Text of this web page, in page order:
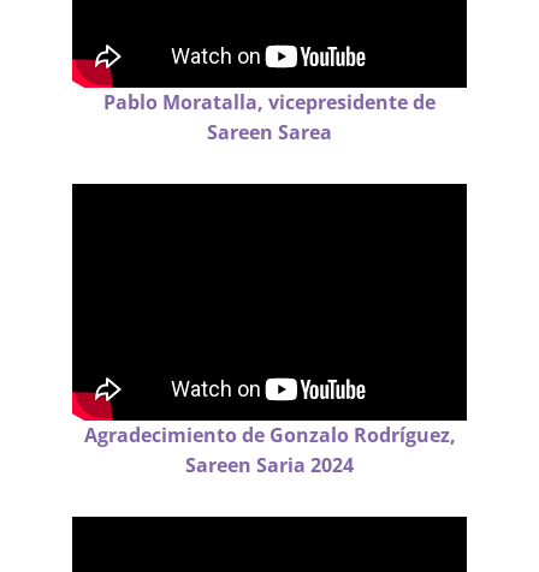
Pablo Moratalla, vicepresidente de
Sareen Sarea
Agradecimiento de Gonzalo Rodríguez,
Sareen Saria 2024